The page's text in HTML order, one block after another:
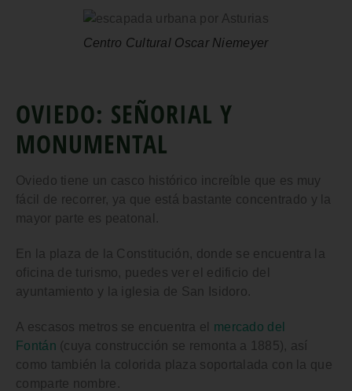
Centro Cultural Oscar Niemeyer
OVIEDO: SEÑORIAL Y
MONUMENTAL
Oviedo tiene un casco histórico increíble que es muy
fácil de recorrer, ya que está bastante concentrado y la
mayor parte es peatonal.
En la plaza de la Constitución , donde se encuentra la
oficina de turismo, puedes ver el edificio del
ayuntamiento y la iglesia de San Isidoro.
A escasos metros se encuentra el mercado del
Fontán (cuya construcción se remonta a 1885), así
como también la colorida plaza soportalada con la que
comparte nombre.